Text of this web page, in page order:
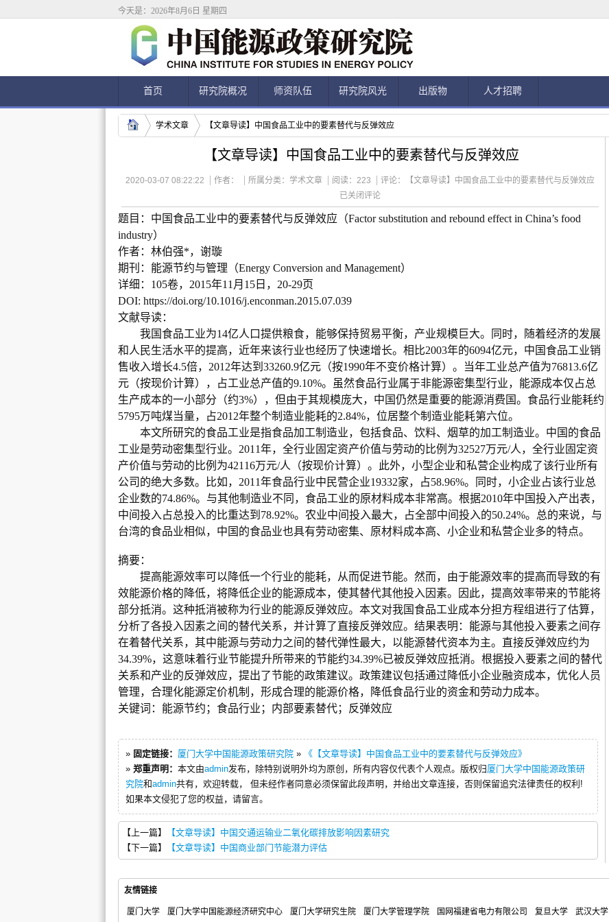
今天是：2026年8月6日 星期四
首页 研究院概况 师资队伍 研究院风光 出版物 人才招聘
学术文章 【文章导读】中国食品工业中的要素替代与反弹效应
【文章导读】中国食品工业中的要素替代与反弹效应
2020-03-07 08:22:22 作者： 所属分类： 学术文章 阅读： 223 评论：
【文章导读】中国食品工业中的要素替代与反弹效应
已关闭评论
题目：中国食品工业中的要素替代与反弹效应（Factor substitution and rebound effect in China’s food
industry）
作者：林伯强*，谢璇
期刊：能源节约与管理（Energy Conversion and Management）
详细： 105卷， 2015年11 月 15 日， 20-29页
DOI: https://doi.org/10.1016/j.enconman.2015.07.039
文献导读：
我国食品工业为14亿人口提供粮食，能够保持贸易平衡，产业规模巨大。同时，随着经济的发展
和人民生活水平的提高，近年来该行业也经历了快速增长。相比2003年的6094亿元，中国食品工业销
售收入增长4.5倍， 2012年达到 33260.9亿元（按1990年不变价格计算）。当年工业总产值为76813.6亿
元（按现价计算），占工业总产值的9.10%。虽然食品行业属于非能源密集型行业，能源成本仅占总
生产成本的一小部分（约3%），但由于其规模庞大，中国仍然是重要的能源消费国。食品行业能耗约
5795万吨煤当量，占2012年整个制造业能耗的2.84%，位居整个制造业能耗第六位。
本文所研究的食品工业是指食品加工制造业，包括食品、饮料、烟草的加工制造业。中国的食品
工业是劳动密集型行业。 2011年，全行业固定资产价值与劳动的比例为32527万元/人，全行业固定资
产价值与劳动的比例为42116万元/人（按现价计算）。此外，小型企业和私营企业构成了该行业所有
公司的绝大多数。比如， 2011年食品行业中民营企业19332家，占58.96%。同时，小企业占该行业总
企业数的74.86%。与其他制造业不同，食品工业的原材料成本非常高。根据2010年中国投入产出表，
中间投入占总投入的比重达到 78.92%。农业中间投入最大，占全部中间投入的50.24%。总的来说，与
台湾的食品业相似，中国的食品业也具有劳动密集、原材料成本高、小企业和私营企业多的特点。
摘要：
提高能源效率可以降低一个行业的能耗，从而促进节能。然而，由于能源效率的提高而导致的有
效能源价格的降低，将降低企业的能源成本，使其替代其他投入因素。因此，提高效率带来的节能将
部分抵消。这种抵消被称为行业的能源反弹效应。本文对我国食品工业成本分担方程组进行了估算，
分析了各投入因素之间的替代关系，并计算了直接反弹效应。结果表明：能源与其他投入要素之间存
在着替代关系，其中能源与劳动力之间的替代弹性最大，以能源替代资本为主。直接反弹效应约为
34.39%，这意味着行业节能提升所带来的节能约34.39%已被反弹效应抵消。根据投入要素之间的替代
关系和产业的反弹效应，提出了节能的政策建议。政策建议包括通过降低小企业融资成本，优化人员
管理，合理化能源定价机制，形成合理的能源价格，降低食品行业的资金和劳动力成本。
关键词：能源节约；食品行业；内部要素替代；反弹效应
» 固定链接： 厦门大学中国能源政策研究院 »
《【文章导读】中国食品工业中的要素替代与反弹效应》
» 郑重声明： 本文由admin发布，除特别说明外均为原创，所有内容仅代表个人观点。版权归 厦门大学中国能源政策研
究院和admin共有，欢迎转载， 但未经作者同意必须保留此段声明，并给出文章连接，否则保留追究法律责任的权利!
如果本文侵犯了您的权益，请留言。
【上一篇】
【文章导读】中国交通运输业二氧化碳排放影响因素研究
【下一篇】
【文章导读】中国商业部门节能潜力评估
友情链接
厦门大学 厦门大学中国能源经济研究中心 厦门大学研究生院 厦门大学管理学院 国网福建省电力有限公司 复旦大学 武汉大学